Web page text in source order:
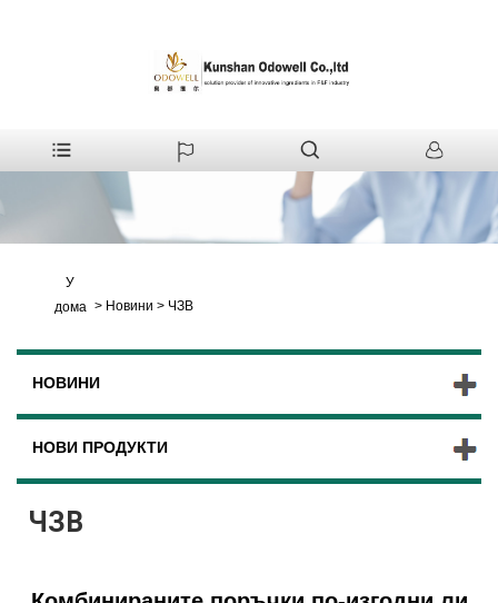
У
дома > Новини > ЧЗВ
НОВИНИ
НОВИ ПРОДУКТИ
ЧЗВ